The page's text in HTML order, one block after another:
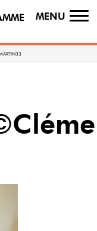
MENU